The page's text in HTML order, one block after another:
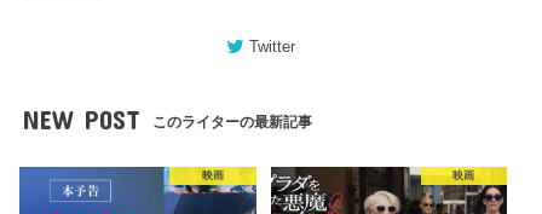
Twitter
NEW POST このライターの最新記事
映画 映画